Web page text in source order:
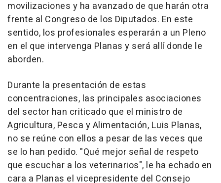
movilizaciones y ha avanzado de que harán otra
frente al Congreso de los Diputados. En este
sentido, los profesionales esperarán a un Pleno
en el que intervenga Planas y será allí donde le
aborden.
Durante la presentación de estas
concentraciones, las principales asociaciones
del sector han criticado que el ministro de
Agricultura, Pesca y Alimentación, Luis Planas,
no se reúne con ellos a pesar de las veces que
se lo han pedido. "Qué mejor señal de respeto
que escuchar a los veterinarios", le ha echado en
cara a Planas el vicepresidente del Consejo